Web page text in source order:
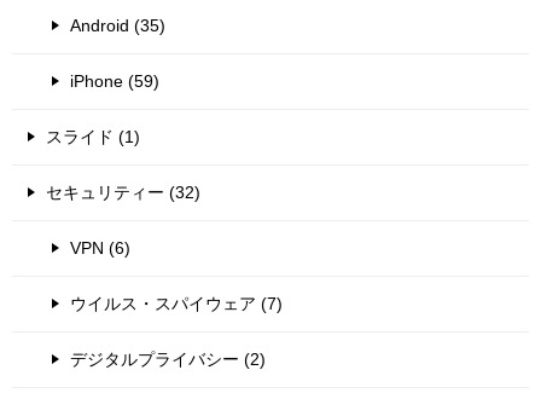
Android (35)
iPhone (59)
スライド (1)
セキュリティー (32)
VPN (6)
ウイルス・スパイウェア (7)
デジタルプライバシー (2)